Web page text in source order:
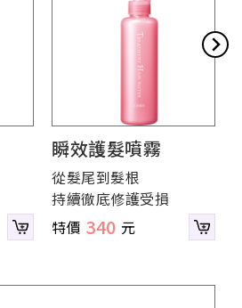
瞬效護髮噴霧
從髮尾到髮根
持續徹底修護受損
340